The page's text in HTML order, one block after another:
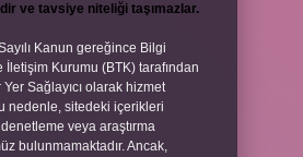
ve tavsiye niteliği taşımazlar.
Kanun gereğince Bilgi
İletişim Kurumu (BTK) tarafından
Sağlayıcı olarak hizmet
nedenle, sitedeki içerikleri
veya araştırma
bulunmamaktadır. Ancak,